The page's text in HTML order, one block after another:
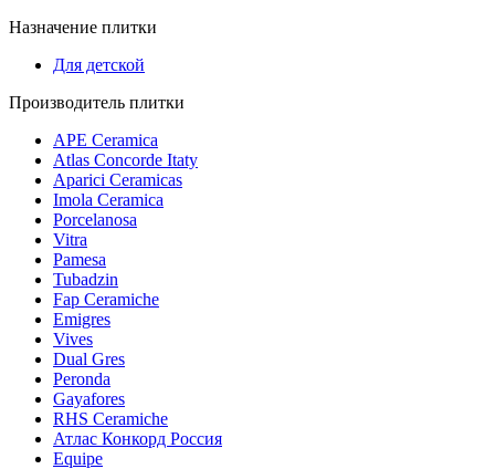
Назначение плитки
Для детской
Производитель плитки
APE Ceramica
Atlas Concorde Itaty
Aparici Ceramicas
Imola Ceramica
Porcelanosa
Vitra
Pamesa
Tubadzin
Fap Ceramiche
Emigres
Vives
Dual Gres
Peronda
Gayafores
RHS Ceramiche
Атлас Конкорд Россия
Equipe